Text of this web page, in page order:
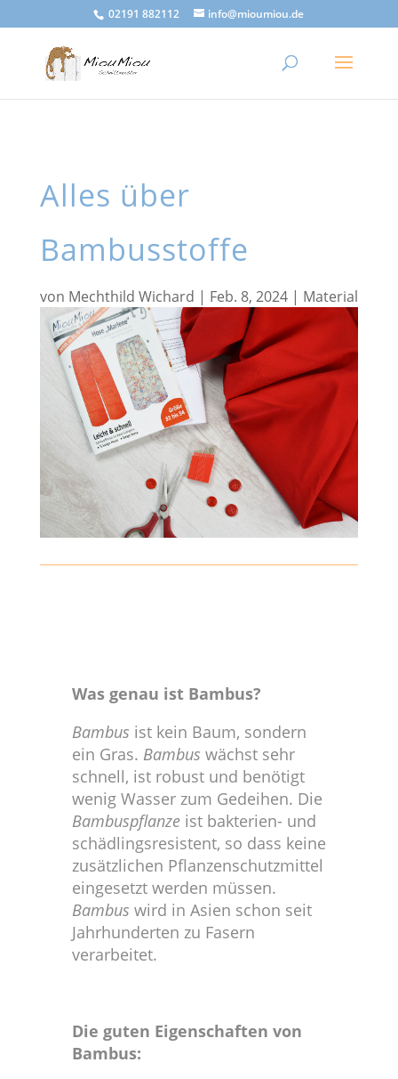
02191 882112 info@mioumiou.de
Alles über
Bambusstoffe
von Mechthild Wichard | Feb. 8, 2024| Material
Was genau ist Bambus?
Bambus ist kein Baum, sondern
ein Gras. Bambus wächst sehr
schnell, ist robust und benötigt
wenig Wasser zum Gedeihen. Die
Bambuspflanze ist bakterien- und
schädlingsresistent, so dass keine
zusätzlichen Pflanzenschutzmittel
eingesetzt werden müssen.
Bambus wird in Asien schon seit
Jahrhunderten zu Fasern
verarbeitet.
Die guten Eigenschaften von
Bambus: